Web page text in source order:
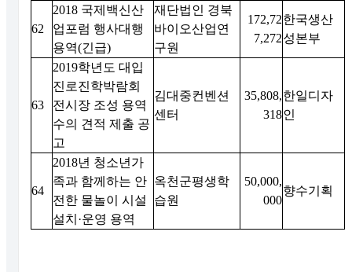
62
2018 국제백신산
업포럼 행사대행
용역(긴급)
재단법인 경북
바이오산업연
구원
172,72
7,272
한국생산
성본부
63
2019학년도 대입
진로진학박람회
전시장 조성 용역
수의 견적 제출 공
고
김대중컨벤션
센터
35,808,
318
한일디자
인
64
2018년 청소년가
족과 함께하는 안
전한 물놀이 시설
설치·운영 용역
옥천군평생학
습원
50,000,
000
향수기획